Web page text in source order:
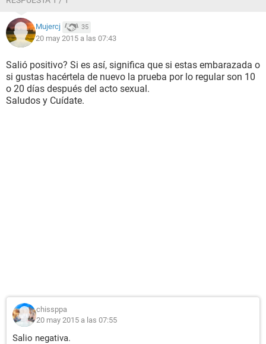
Mujercj 35
20 may 2015 a las 07:43
Salió positivo? Si es así, significa que si estas embarazada o
si gustas hacértela de nuevo la prueba por lo regular son 10
o 20 días después del acto sexual.
Saludos y Cuídate.
chissppa
20 may 2015 a las 07:55
Salio negativa.